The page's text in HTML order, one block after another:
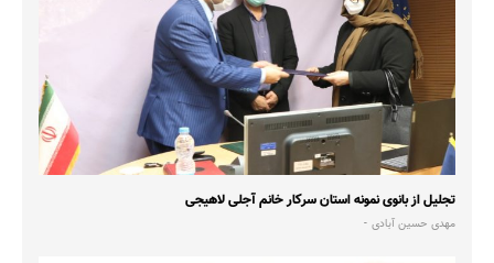
تجلیل از بانوی نمونه استان سرکار خانم آجلی لاهیجی
مهدی حسین آبادی